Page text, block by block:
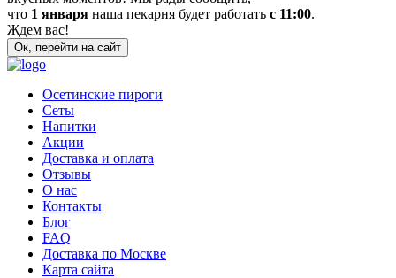
что 1 января наша пекарня будет работать с 11:00.
Ждем вас!
Ок, перейти на сайт
Осетинские пироги
Сеты
Напитки
Акции
Доставка и оплата
Отзывы
О нас
Контакты
Блог
FAQ
Доставка по Москве
Карта сайта